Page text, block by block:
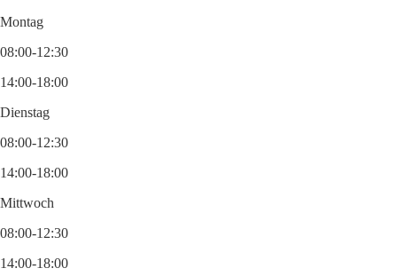
Montag
08:00-12:30
14:00-18:00
Dienstag
08:00-12:30
14:00-18:00
Mittwoch
08:00-12:30
14:00-18:00